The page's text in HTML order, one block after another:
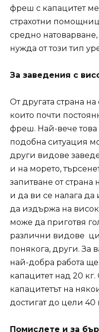
фреш с капацитет
страхотни
средно
нужда от този тип
За заведения с
От другата страна на
които почти
фреш. Най-вече това
подобна ситуация
други видове
и на морето,
запитване от страна
и да ви се налага да
да издържа на
може да приготвя
различни видове
понякога, други.
най-добра работа
капацитет над 20
капацитетът на
достигат до цели 40
Помислете и за